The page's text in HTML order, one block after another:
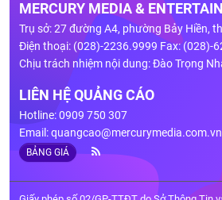
MERCURY MEDIA &
Trụ sở: 27 đường A4, phường Bảy Hiền,
Điện thoại: (028)-2236.9999 Fax: (028)-
Chịu trách nhiệm nội dung: Đào Trọng
LIÊN HỆ QUẢNG CÁO
Hotline: 0909 750 307
Email:quangcao@mercurymedia.com.vn
BẢNG GIÁ